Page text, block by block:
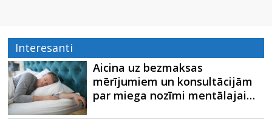
Interesanti
Aicina uz bezmaksas
mērījumiem un konsultācijām
par miega nozīmi mentālajai…